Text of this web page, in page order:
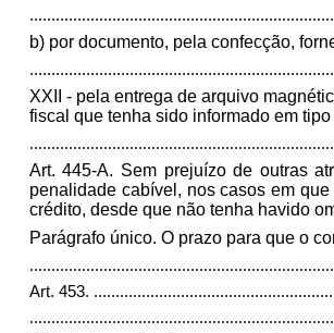
b) por documento, pela confecção,
XXII - pela entrega de arquivo
fiscal que tenha sido informado em
Art. 445-A. Sem prejuízo de outras
penalidade cabível, nos casos em
crédito, desde que não tenha havido
Parágrafo único. O prazo para que o
Art. 453.